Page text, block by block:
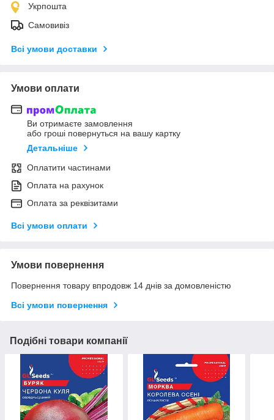
Укрпошта
Самовивіз
Всі умови доставки
Умови оплати
Ви отримаєте замовлення
або гроші повернуться на вашу картку
Детальніше
Оплатити частинами
Оплата на рахунок
Оплата за реквізитами
Всі умови оплати
Умови повернення
Повернення товару впродовж 14 днів за домовленістю
Всі умови повернення
Подібні товари компанії